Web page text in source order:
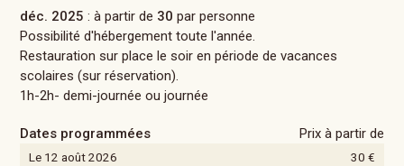
déc. 2025 : à partir de 30 par personne
Possibilité d'hébergement toute l'année.
Restauration sur place le soir en période de vacances
scolaires (sur réservation).
1h-2h- demi-journée ou journée
Dates programmées Prix à partir de
Le 12 août 2026 30 €